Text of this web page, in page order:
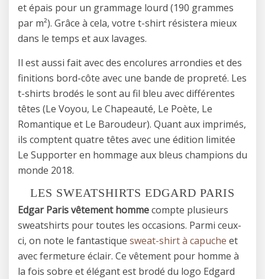
et épais pour un grammage lourd (190 grammes
par m²). Grâce à cela, votre t-shirt résistera mieux
dans le temps et aux lavages.
Il est aussi fait avec des encolures arrondies et des
finitions bord-côte avec une bande de propreté. Les
t-shirts brodés le sont au fil bleu avec différentes
têtes (Le Voyou, Le Chapeauté, Le Poète, Le
Romantique et Le Baroudeur). Quant aux imprimés,
ils comptent quatre têtes avec une édition limitée
Le Supporter en hommage aux bleus champions du
monde 2018.
LES SWEATSHIRTS EDGARD PARIS
Edgar Paris vêtement hommecompte plusieurs
sweatshirts pour toutes les occasions. Parmi ceux-
ci, on note le fantastique sweat-shirt à capuche et
avec fermeture éclair. Ce vêtement pour homme à
la fois sobre et élégant est brodé du logo Edgard